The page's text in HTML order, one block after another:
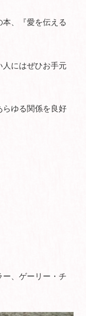
、『愛を伝える
にはぜひお手元
らゆる関係を良好
、ゲーリー・チ